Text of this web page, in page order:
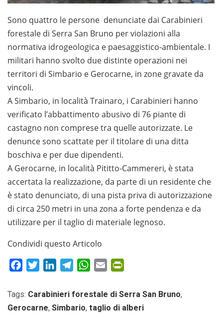
Sono quattro le persone denunciate dai Carabinieri
forestale di Serra San Bruno per violazioni alla
normativa idrogeologica e paesaggistico-ambientale. I
militari hanno svolto due distinte operazioni nei
territori di Simbario e Gerocarne, in zone gravate da
vincoli.
A Simbario, in località Trainaro, i Carabinieri hanno
verificato l’abbattimento abusivo di 76 piante di
castagno non comprese tra quelle autorizzate. Le
denunce sono scattate per il titolare di una ditta
boschiva e per due dipendenti.
A Gerocarne, in località Pititto-Cammereri, è stata
accertata la realizzazione, da parte di un residente che
è stato denunciato, di una pista priva di autorizzazione
di circa 250 metri in una zona a forte pendenza e da
utilizzare per il taglio di materiale legnoso.
Condividi questo Articolo
FacebookTwitterLinkedInTelegramWhatsApp
Email
Tags: Carabinieri forestale di Serra San Bruno,
Gerocarne, Simbario, taglio di alberi